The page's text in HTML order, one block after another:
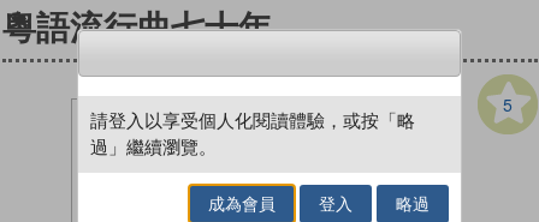
粵語流行曲七十年
5
請登入以享受個人化閱讀體驗，或按「略
過」繼續瀏覽。
成為會員 登入 略過